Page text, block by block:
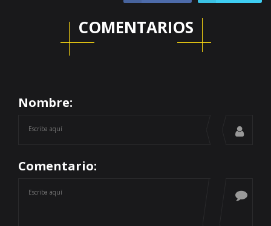
COMENTARIOS
Nombre:
Comentario: